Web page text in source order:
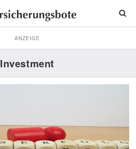
ANZEIGE
Investment